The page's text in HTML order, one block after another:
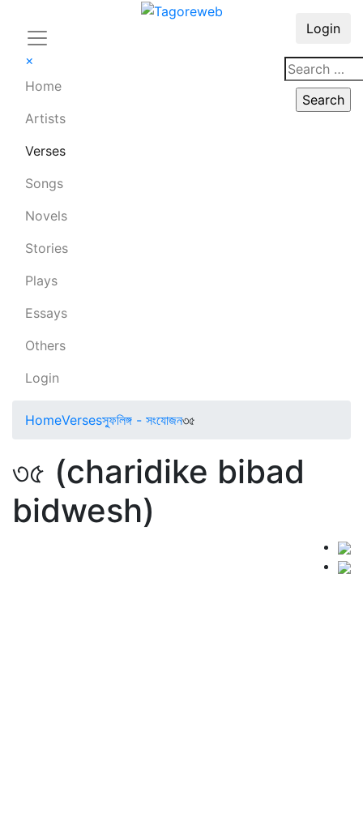
×
Home
Artists
Verses
Songs
Novels
Stories
Plays
Essays
Others
Login
Login
HomeVersesস্ফুলিঙ্গ - সংযোজন৩৫
৩৫ (charidike bibad
bidwesh)